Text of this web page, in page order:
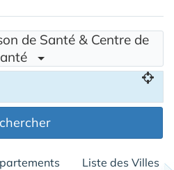
de Santé & Centre de
Liste des Villes